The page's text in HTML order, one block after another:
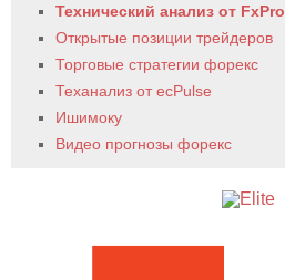
Технический анализ от FxPro
Открытые позиции трейдеров
Торговые стратегии форекс
Теханализ от ecPulse
Ишимоку
Видео прогнозы форекс